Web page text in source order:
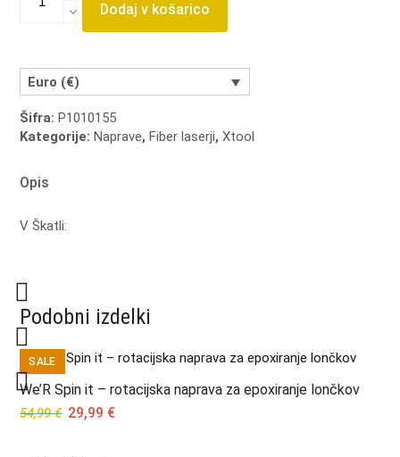
40W
Diode
Dvojni
količina
Dodaj v košarico
Euro (€)
Šifra:P1010155
Kategorije:Naprave,Fiber laserji,Xtool
Opis
V Škatli:
Podobni izdelki
SALE
We’R Spin it – rotacijska naprava za epoxiranje lončkov
54,99€ Original
29,99 €Current